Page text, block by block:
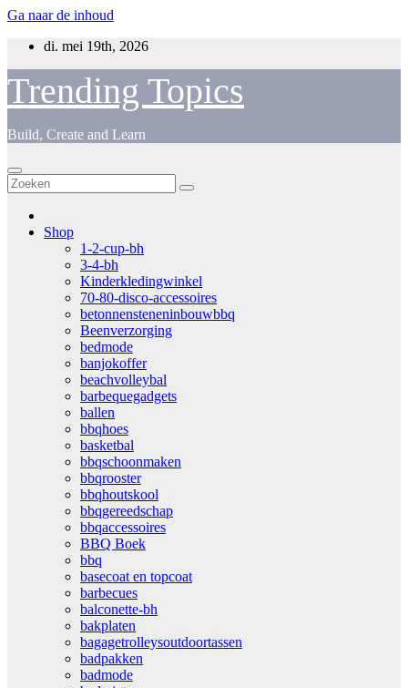
Ga naar de inhoud
di. mei 19th, 2026
Trending Topics
Build, Create and Learn
Shop
1-2-cup-bh
3-4-bh
Kinderkledingwinkel
70-80-disco-accessoires
betonnensteneninbouwbbq
Beenverzorging
bedmode
banjokoffer
beachvolleybal
barbequegadgets
ballen
bbqhoes
basketbal
bbqschoonmaken
bbqrooster
bbqhoutskool
bbqgereedschap
bbqaccessoires
BBQ Boek
bbq
basecoat en topcoat
barbecues
balconette-bh
bakplaten
bagagetrolleysoutdoortassen
badpakken
badmode